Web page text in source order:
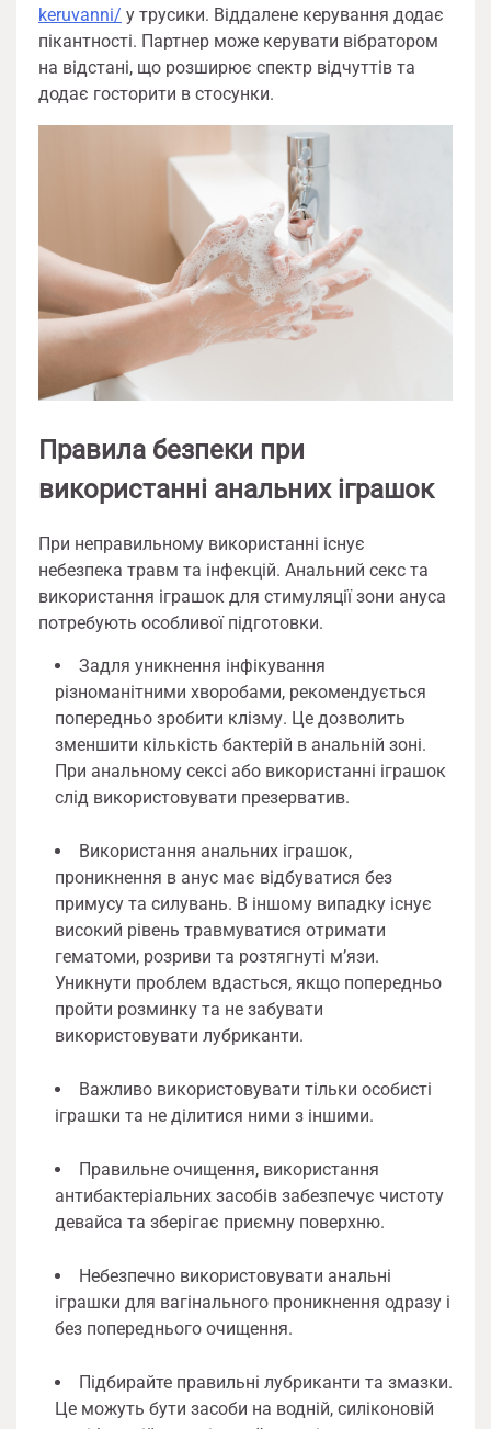
keruvanni/ у трусики. Віддалене керування додає
пікантності. Партнер може керувати вібратором
на відстані, що розширює спектр відчуттів та
додає госторити в стосунки.
Правила безпеки при
використанні анальних іграшок
При неправильному використанні існує
небезпека травм та інфекцій. Анальний секс та
використання іграшок для стимуляції зони ануса
потребують особливої підготовки.
Задля уникнення інфікування
різноманітними хворобами, рекомендується
попередньо зробити клізму. Це дозволить
зменшити кількість бактерій в анальній зоні.
При анальному сексі або використанні іграшок
слід використовувати презерватив.
Використання анальних іграшок,
проникнення в анус має відбуватися без
примусу та силувань. В іншому випадку існує
високий рівень травмуватися отримати
гематоми, розриви та розтягнуті м’язи.
Уникнути проблем вдасться, якщо попередньо
пройти розминку та не забувати
використовувати лубриканти.
Важливо використовувати тільки особисті
іграшки та не ділитися ними з іншими.
Правильне очищення, використання
антибактеріальних засобів забезпечує чистоту
девайса та зберігає приємну поверхню.
Небезпечно використовувати анальні
іграшки для вагінального проникнення одразу і
без попереднього очищення.
Підбирайте правильні лубриканти та змазки.
Це можуть бути засоби на водній, силіконовій